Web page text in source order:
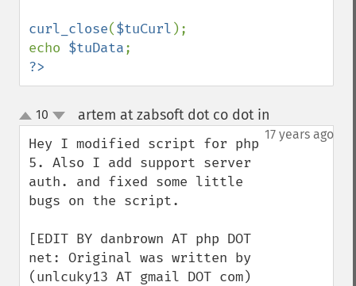
curl_close($tuCurl );
echo $tuData
?>
up
down
10 artem at zabsoft dot co dot in
17 years ago
Hey I modified script for php
5. Also I add support server
auth. and fixed some little
bugs on the script.
[EDIT BY danbrown AT php DOT
net: Original was written by
(unlcuky13 AT gmail DOT com)